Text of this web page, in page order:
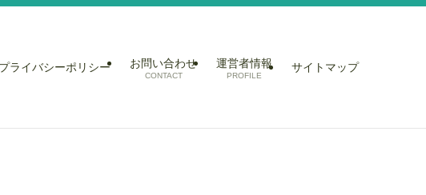
プライバシーポリシー お問い合わせ
CONTACT
運営者情報
PROFILE
サイトマップ